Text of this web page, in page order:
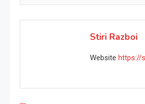
Stiri Razboi
Website https://